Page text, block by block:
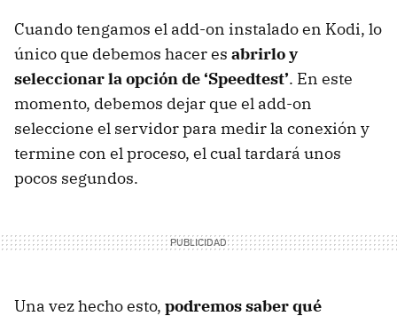
Cuando tengamos el add-on instalado en Kodi, lo
único que debemos hacer es abrirlo y
seleccionar la opción de ‘Speedtest’. En este
momento, debemos dejar que el add-on
seleccione el servidor para medir la conexión y
termine con el proceso, el cual tardará unos
pocos segundos.
Una vez hecho esto, podremos saber qué